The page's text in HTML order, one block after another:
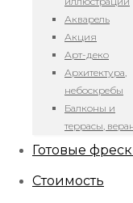
Акварель
Акция
Арт-деко
Архитектура,
небоскребы
Балконы и
террасы,
Готовые
Стоимость